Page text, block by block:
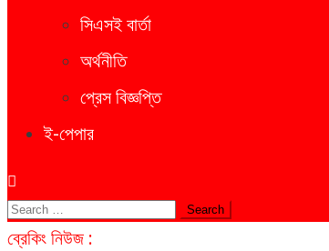
সিএসই বার্তা
অর্থনীতি
প্রেস বিজ্ঞপ্তি
ই-পেপার
Search
for:
ব্রেকিং নিউজ :